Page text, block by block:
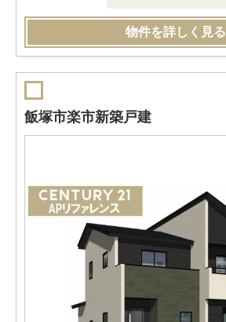
物件を詳しく見る
飯塚市楽市新築戸建